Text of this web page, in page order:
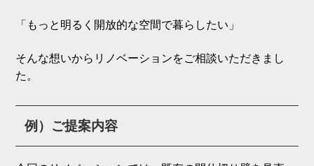
「もっと明るく開放的な空間で暮らしたい」
そんな想いからリノベーションをご相談いただきまし
た。
例）ご提案内容